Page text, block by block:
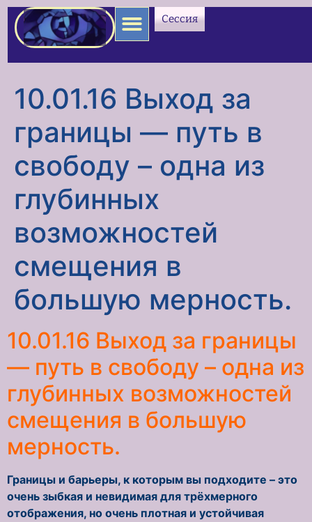
содержимому
Сессия
10.01.16 Выход за
границы — путь в
свободу – одна из
глубинных
возможностей
смещения в
большую мерность.
10.01.16 Выход за границы
— путь в свободу – одна из
глубинных возможностей
смещения в большую
мерность.
Границы и барьеры, к которым вы подходите – это
очень зыбкая и невидимая для трёхмерного
отображения, но очень плотная и устойчивая